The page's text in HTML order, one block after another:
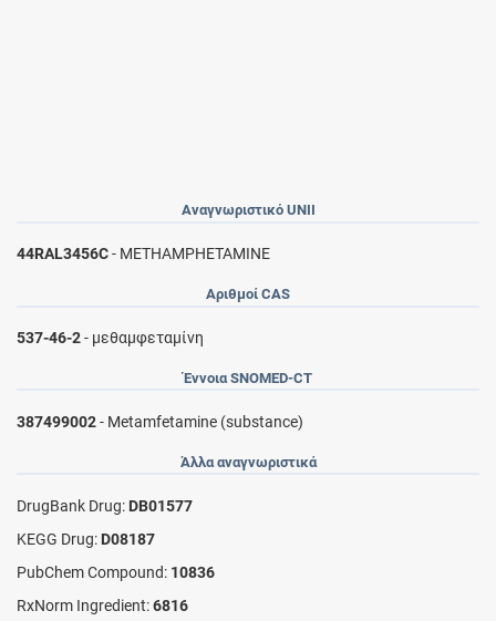
Αναγνωριστικό UNII
44RAL3456C- METHAMPHETAMINE
Αριθμοί CAS
537-46-2- μεθαμφεταμίνη
Έννοια SNOMED-CT
387499002- Metamfetamine (substance)
Άλλα αναγνωριστικά
DrugBank Drug: DB01577
KEGG Drug: D08187
PubChem Compound: 10836
RxNorm Ingredient:6816